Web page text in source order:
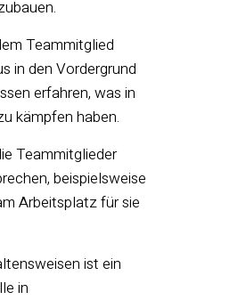
Teammitglied
in den Vordergrund
erfahren, was in
kämpfen haben.
Teammitglieder
beispielsweise
Arbeitsplatz für sie
ist ein
in